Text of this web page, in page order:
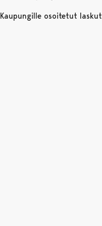
Kaupungille osoitetut laskut